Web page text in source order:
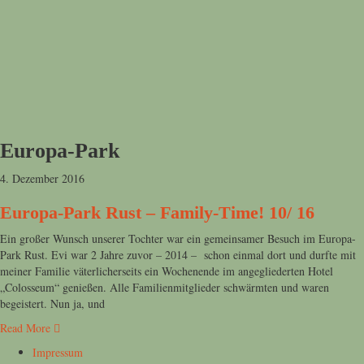
Europa-Park
4. Dezember 2016
Europa-Park Rust – Family-Time! 10/ 16
Ein großer Wunsch unserer Tochter war ein gemeinsamer Besuch im Europa-
Park Rust. Evi war 2 Jahre zuvor – 2014 – schon einmal dort und durfte mit
meiner Familie väterlicherseits ein Wochenende im angegliederten Hotel
„Colosseum“ genießen. Alle Familienmitglieder schwärmten und waren
begeistert. Nun ja, und
Read More
Impressum